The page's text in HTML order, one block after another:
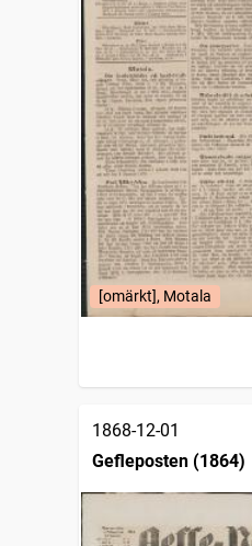
[omärkt], Motala
1868-12-01
Gefleposten (1864)